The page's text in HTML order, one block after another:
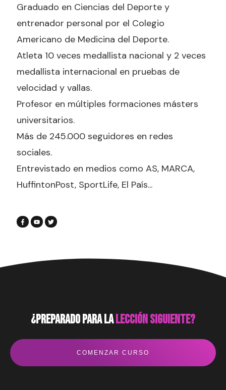
Graduado en Ciencias del Deporte y
entrenador personal por el Colegio
Americano de Medicina del Deporte.
Atleta 10 veces medallista nacional y 2 veces
medallista internacional en pruebas de
velocidad y vallas.
Profesor en múltiples formaciones másters
universitarios.
Más de 245.000 seguidores en redes
sociales.
Entrevistado en medios como AS, MARCA,
HuffintonPost, SportLife, El País...
¿preparado para lalección siguiente?
COMENZAR CURSO